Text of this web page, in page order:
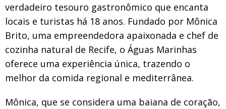
verdadeiro tesouro gastronômico que encanta
locais e turistas há 18 anos. Fundado por Mônica
Brito, uma empreendedora apaixonada e chef de
cozinha natural de Recife, o Águas Marinhas
oferece uma experiência única, trazendo o
melhor da comida regional e mediterrânea.
Mônica, que se considera uma baiana de coração,